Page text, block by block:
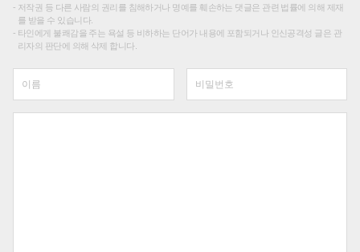
저작권 등 다른 사람의 권리를 침해하거나 명예를 훼손하는 댓글은 관련 법률에 의해 제재
를 받을 수 있습니다.
타인에게 불쾌감을 주는 욕설 등 비하하는 단어가 내용에 포함되거나 인신공격성 글은 관
리자의 판단에 의해 삭제 합니다.